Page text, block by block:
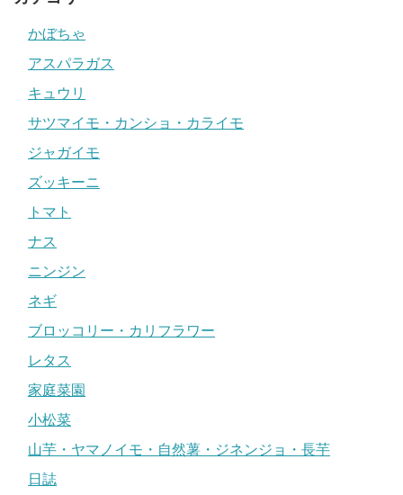
かぼちゃ
アスパラガス
キュウリ
サツマイモ・カンショ・カライモ
ジャガイモ
ズッキーニ
トマト
ナス
ニンジン
ネギ
ブロッコリー・カリフラワー
レタス
家庭菜園
小松菜
山芋・ヤマノイモ・自然薯・ジネンジョ・長芋
日誌